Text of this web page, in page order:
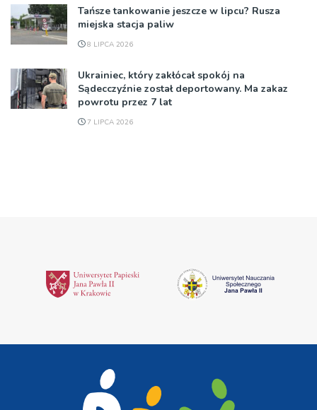
Tańsze tankowanie jeszcze w lipcu? Rusza
miejska stacja paliw
8 LIPCA 2026
Ukrainiec, który zakłócał spokój na
Sądecczyźnie został deportowany. Ma zakaz
powrotu przez 7 lat
7 LIPCA 2026